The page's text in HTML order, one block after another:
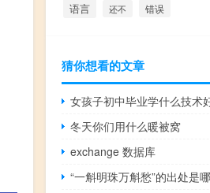
语言 还不 错误
猜你想看的文章
女孩子初中毕业学什么技术
冬天你们用什么暖被窝
exchange 数据库
“一斛明珠万斛愁”的出处是